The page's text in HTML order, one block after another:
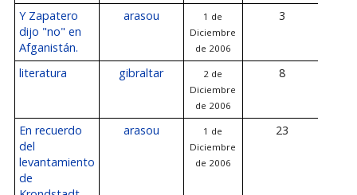
Y Zapatero
dijo "no" en
Afganistán.
arasou
1 de
Diciembre
de 2006
3
literatura gibraltar
2 de
Diciembre
de 2006
8
En recuerdo
del
levantamiento
de
arasou
1 de
Diciembre
de 2006
23